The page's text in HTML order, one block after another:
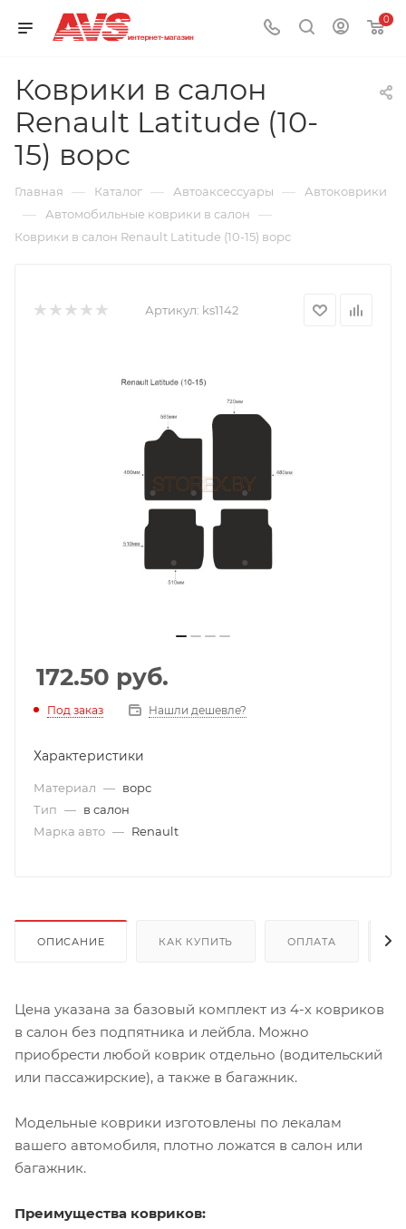
0
Коврики в салон
Renault Latitude (10-
15) ворс
Главная — Каталог — Автоаксессуары — Автоковрики
— Автомобильные коврики в салон —
Коврики в салон Renault Latitude (10-15) ворс
Артикул: ks1142
172.50 руб.
Под заказ Нашли дешевле?
Характеристики
Материал — ворс
Тип — в салон
Марка авто — Renault
ОПИСАНИЕ КАК КУПИТЬ ОПЛАТА
Цена указана за базовый комплект из 4-х ковриков
в салон без подпятника и лейбла. Можно
приобрести любой коврик отдельно (водительский
или пассажирские), а также в багажник.
Модельные коврики изготовлены по лекалам
вашего автомобиля, плотно ложатся в салон или
багажник.
Преимущества ковриков: